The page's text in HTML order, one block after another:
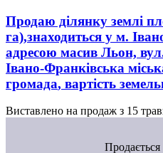
Продаю ділянку землі
га),знаходиться у м.
адресою масив Льон,
Івано-Франківська
громада, вартість
Виставлено на продаж з 15
Продається